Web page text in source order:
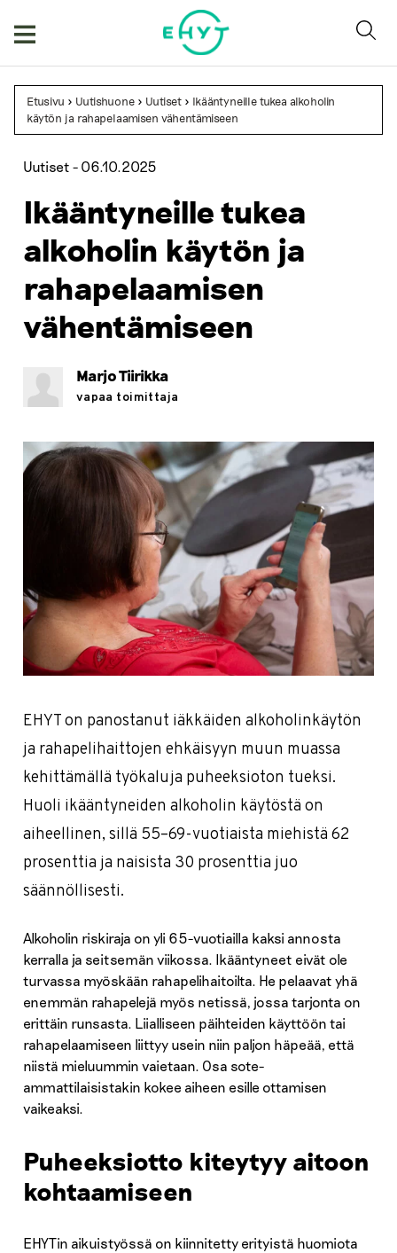
Etusivu > Uutishuone > Uutiset > Ikääntyneille tukea alkoholin
käytön ja rahapelaamisen vähentämiseen
Uutiset - 06.10.2025
Ikääntyneille tukea
alkoholin käytön ja
rahapelaamisen
vähentämiseen
Marjo Tiirikka
vapaa toimittaja
EHYT on panostanut iäkkäiden alkoholinkäytön
ja rahapelihaittojen ehkäisyyn muun muassa
kehittämällä työkaluja puheeksioton tueksi.
Huoli ikääntyneiden alkoholin käytöstä on
aiheellinen, sillä 55–69-vuotiaista miehistä 62
prosenttia ja naisista 30 prosenttia juo
säännöllisesti.
Alkoholin riskiraja on yli 65-vuotiailla kaksi annosta
kerralla ja seitsemän viikossa. Ikääntyneet eivät ole
turvassa myöskään rahapelihaitoilta. He pelaavat yhä
enemmän rahapelejä myös netissä, jossa tarjonta on
erittäin runsasta. Liialliseen päihteiden käyttöön tai
rahapelaamiseen liittyy usein niin paljon häpeää, että
niistä mieluummin vaietaan. Osa sote-
ammattilaisistakin kokee aiheen esille ottamisen
vaikeaksi.
Puheeksiotto kiteytyy aitoon
kohtaamiseen
EHYTin aikuistyössä on kiinnitetty erityistä huomiota